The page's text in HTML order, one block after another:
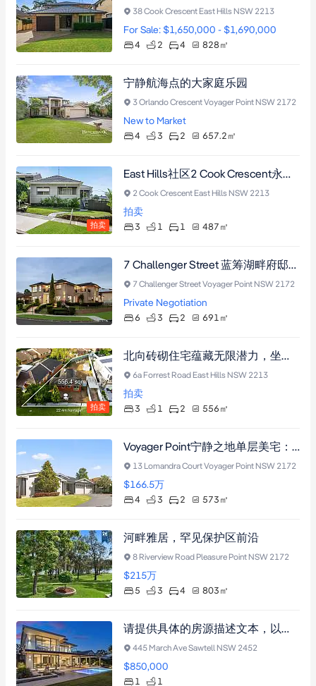
38 Cook Crescent East Hills NSW 2213
For Sale: $1,650,000 - $1,690,000
4 2 4 828 ㎡
宁静航海点的大家庭乐园
3 Orlando Crescent Voyager Point NSW 2172
New to Market
4 3 2 657.2 ㎡
拍卖
East Hills社区2 Cook Crescent永久水景住宅，三卧双卫带中央空调与姻亲房潜力，步行至快线火车站。
2 Cook Crescent East Hills NSW 2213
拍卖
3 1 1 487 ㎡
7 Challenger Street 蓝筹湖畔府邸：六卧三卫双面临街，坐拥691平方米宁静之地，配备恒温咸水泳池及中央空调，尽享奢华生活与壮丽湖景。
7 Challenger Street Voyager Point NSW 2172
Private Negotiation
6 3 2 691 ㎡
拍卖
北向砖砌住宅蕴藏无限潜力，坐落于East Hills社区556平方米地块，毗邻购物中心与火车站，提供现代化改造或重建机遇（需市政厅批准）。
6a Forrest Road East Hills NSW 2213
拍卖
3 1 2 556 ㎡
Voyager Point宁静之地单层美宅：四卧双卫+中央空调+步入式衣帽间，近Georges River与Holsworthy火车站
13 Lomandra Court Voyager Point NSW 2172
$166.5万
4 3 2 573 ㎡
河畔雅居，罕见保护区前沿
8 Riverview Road Pleasure Point NSW 2172
$215万
5 3 4 803 ㎡
请提供具体的房源描述文本，以便我为您提炼卖点并生成符合要求的标题。
445 March Ave Sawtell NSW 2452
$850,000
1 1